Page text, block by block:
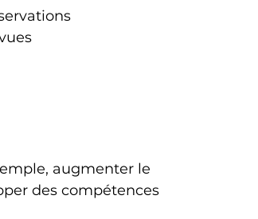
augmenter le
des compétences